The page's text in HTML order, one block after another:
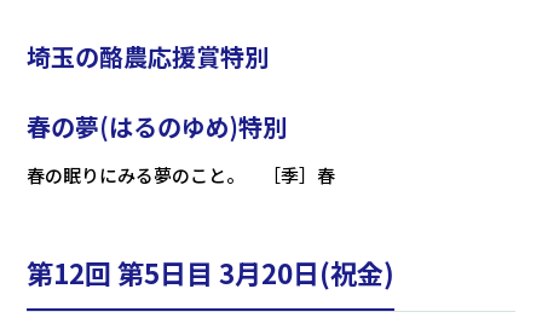
埼玉の酪農応援賞特別
春の夢(はるのゆめ)特別
春の眠りにみる夢のこと。 ［季］春
第12回 第5日目 3月20日(祝金)